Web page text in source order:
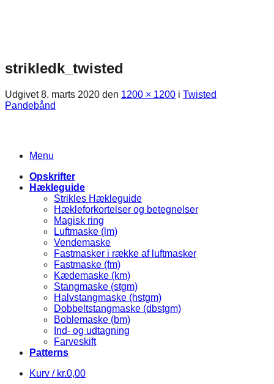
Menu
Opskrifter
Hækleguide
Strikles Hækleguide
Hækleforkortelser og betegnelser
Magisk ring
Luftmaske (lm)
Vendemaske
Fastmasker i række af luftmasker
Fastmaske (fm)
Kædemaske (km)
Stangmaske (stgm)
Halvstangmaske (hstgm)
Dobbeltstangmaske (dbstgm)
Boblemaske (bm)
Ind- og udtagning
Farveskift
Patterns
Kurv / kr.0,00
strikledk_twisted
Udgivet8. marts 2020 den 1200 × 1200 i Twisted
Pandebånd